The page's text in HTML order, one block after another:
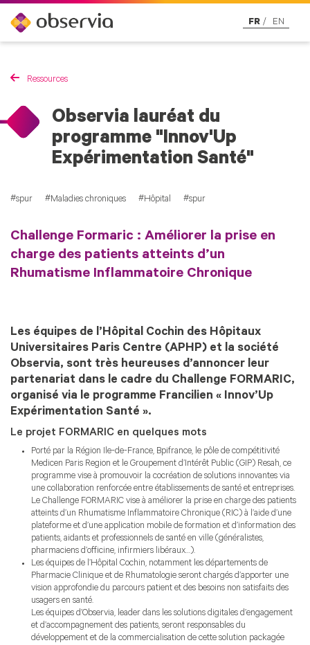
FR EN
Ressources
Observia lauréat du
programme "Innov'Up
Expérimentation Santé"
spur Maladies chroniques Hôpital spur
Challenge Formaric : Améliorer la prise en
charge des patients atteints d’un
Rhumatisme Inflammatoire Chronique
Les équipes de l’Hôpital Cochin des Hôpitaux
Universitaires Paris Centre (APHP) et la société
Observia, sont très heureuses d’annoncer leur
partenariat dans le cadre du Challenge FORMARIC,
organisé via le programme Francilien « Innov’Up
Expérimentation Santé ».
Le projet FORMARIC en quelques mots
Porté par la Région Ile-de-France, Bpifrance, le pôle de compétitivité
Medicen Paris Region et le Groupement d’Intérêt Public (GIP) Resah, ce
programme vise à promouvoir la cocréation de solutions innovantes via
une collaboration renforcée entre établissements de santé et entreprises.
Le Challenge FORMARIC vise à améliorer la prise en charge des patients
atteints d’un Rhumatisme Inflammatoire Chronique (RIC) à l’aide d’une
plateforme et d’une application mobile de formation et d’information des
patients, aidants et professionnels de santé en ville (généralistes,
pharmaciens d’officine, infirmiers libéraux…).
Les équipes de l’Hôpital Cochin, notamment les départements de
Pharmacie Clinique et de Rhumatologie seront chargés d’apporter une
vision approfondie du parcours patient et des besoins non satisfaits des
usagers en santé.
Les équipes d’Observia, leader dans les solutions digitales d’engagement
et d’accompagnement des patients, seront responsables du
développement et de la commercialisation de cette solution packagée